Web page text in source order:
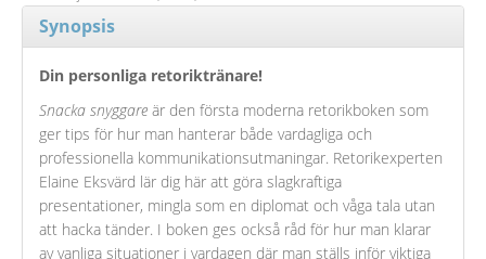
Synopsis
Din personliga retoriktränare!
Snacka snyggare är den första moderna retorikboken som
ger tips för hur man hanterar både vardagliga och
professionella kommunikationsutmaningar. Retorikexperten
Elaine Eksvärd lär dig här att göra slagkraftiga
presentationer, mingla som en diplomat och våga tala utan
att hacka tänder. I boken ges också råd för hur man klarar
av vanliga situationer i vardagen där man ställs inför viktiga